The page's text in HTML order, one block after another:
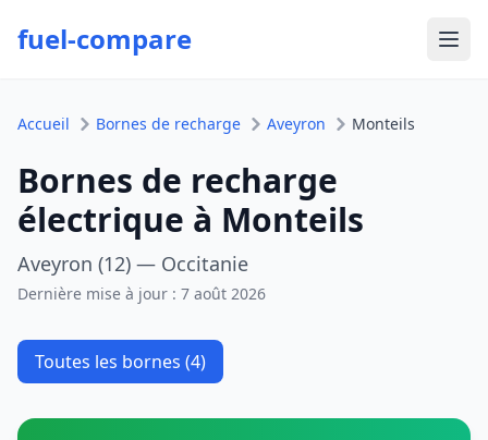
fuel-compare
Accueil Bornes de recharge Aveyron Monteils
Bornes de recharge
électrique à Monteils
Aveyron (12) — Occitanie
Dernière mise à jour : 7 août 2026
Toutes les bornes (4)